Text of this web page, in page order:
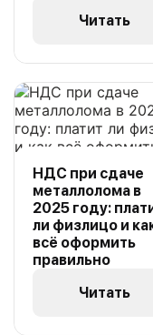
Читать
НДС при сдаче
металлолома в
2025 году:
ли физлицо и
всё оформить
правильно
Читать